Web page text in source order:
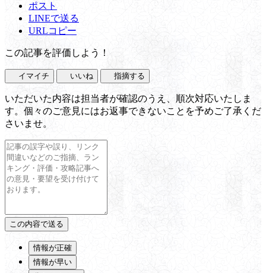
ポスト
LINEで送る
URLコピー
この記事を評価しよう！
イマイチ いいね 指摘する
いただいた内容は担当者が確認のうえ、順次対応いたしま
す。個々のご意見にはお返事できないことを予めご了承くだ
さいませ。
情報が正確
情報が早い